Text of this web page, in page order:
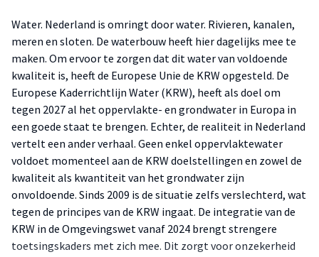
Water. Nederland is omringt door water. Rivieren, kanalen,
meren en sloten. De waterbouw heeft hier dagelijks mee te
maken. Om ervoor te zorgen dat dit water van voldoende
kwaliteit is, heeft de Europese Unie de KRW opgesteld. De
Europese Kaderrichtlijn Water (KRW), heeft als doel om
tegen 2027 al het oppervlakte- en grondwater in Europa in
een goede staat te brengen. Echter, de realiteit in Nederland
vertelt een ander verhaal. Geen enkel oppervlaktewater
voldoet momenteel aan de KRW doelstellingen en zowel de
kwaliteit als kwantiteit van het grondwater zijn
onvoldoende. Sinds 2009 is de situatie zelfs verslechterd, wat
tegen de principes van de KRW ingaat. De integratie van de
KRW in de Omgevingswet vanaf 2024 brengt strengere
toetsingskaders met zich mee. Dit zorgt voor onzekerheid